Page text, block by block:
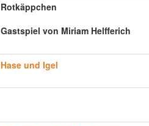
Rotkäppchen
Gastspiel von Miriam Helfferich
Hase und Igel